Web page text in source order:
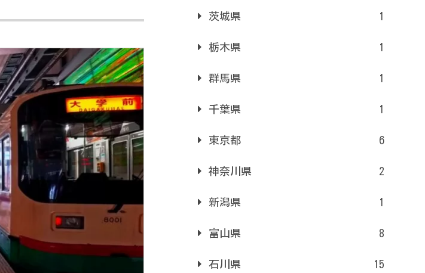
茨城県 1
栃木県 1
群馬県 1
千葉県 1
東京都 6
神奈川県 2
新潟県 1
富山県 8
石川県 15